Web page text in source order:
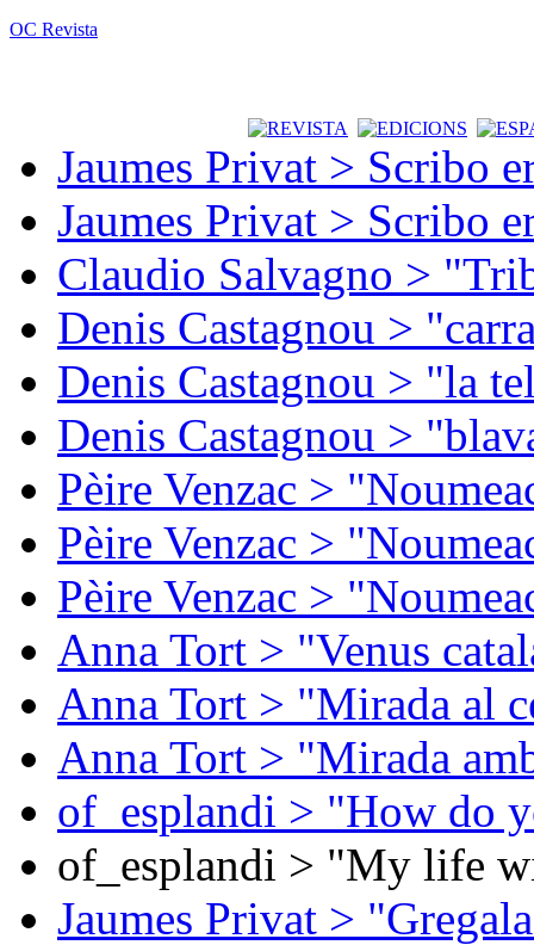
OC Revista
Jaumes Privat > Scribo
Jaumes Privat > Scribo
Claudio Salvagno >
Denis Castagnou >
Denis Castagnou > "la
Denis Castagnou >
Pèire Venzac >
Pèire Venzac >
Pèire Venzac >
Anna Tort > "Venus
Anna Tort > "Mirada al
Anna Tort > "Mirada
of_esplandi > "How do
of_esplandi > "My life
Jaumes Privat >